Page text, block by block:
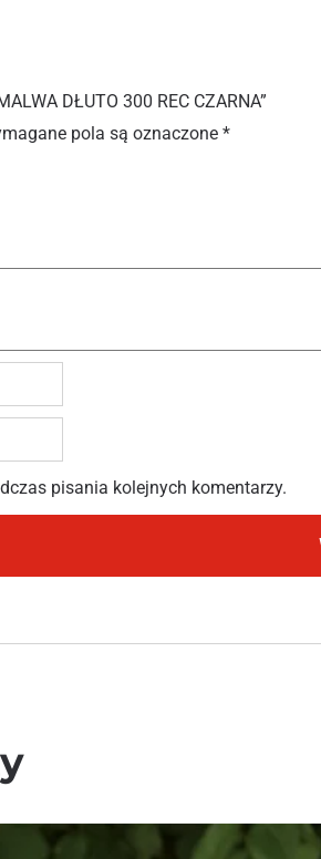
DŁUTO 300 REC CZARNA”
pola są oznaczone *
pisania kolejnych komentarzy.